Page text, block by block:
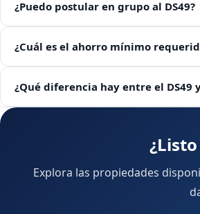
¿Puedo postular en grupo al DS49?
¿Cuál es el ahorro mínimo
¿Qué diferencia hay entre el DS49
Explora las propiedades